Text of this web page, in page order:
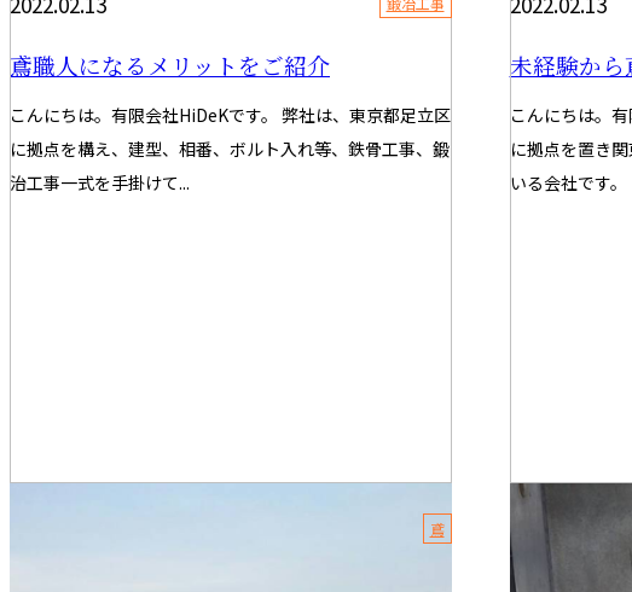
鳶職人になるメリットをご紹介
こんにちは。有限会社HiDeKです。 弊社は、東京都足立区
に拠点を構え、建型、相番、ボルト入れ等、鉄骨工事、鍛
治工事一式を手掛けて...
未経験から
こんにちは。
に拠点を置き
いる会社です。
鳶 2022.01.13